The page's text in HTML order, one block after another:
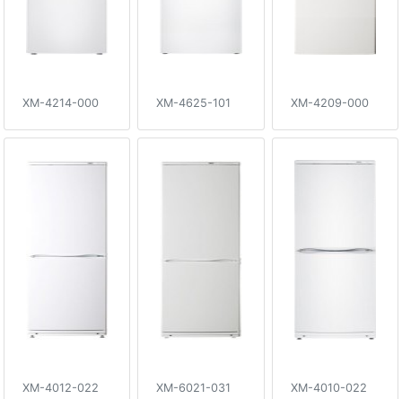
XM-4214-000 XM-4625-101 XM-4209-000
XM-4012-022 XM-6021-031 XM-4010-022